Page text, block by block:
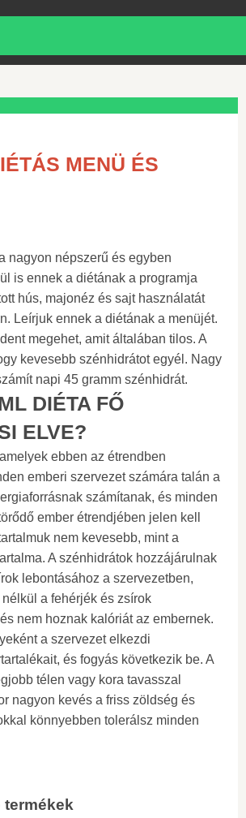
MENÜ ÉS
nagyon népszerű és egyben
is ennek a diétának a programja
hús, majonéz és sajt használatát
Leírjuk ennek a diétának a menüjét.
megehet, amit általában tilos. A
kevesebb szénhidrátot egyél. Nagy
napi 45 gramm szénhidrát.
DIÉTA FŐ
ELVE?
ebben az étrendben
emberi szervezet számára talán a
számítanak, és minden
ember étrendjében jelen kell
nem kevesebb, mint a
A szénhidrátok hozzájárulnak
lebontásához a szervezetben,
a fehérjék és zsírok
nem hoznak kalóriát az embernek.
a szervezet elkezdi
és fogyás következik be. A
télen vagy kora tavasszal
nagyon kevés a friss zöldség és
könnyebben tolerálsz minden
termékek